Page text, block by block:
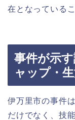
在となっている
事件が示
ャップ・
伊万里市の事件
だけでなく、技